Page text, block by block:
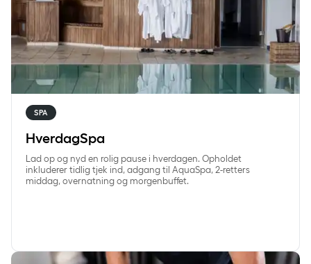
SPA
HverdagSpa
Lad op og nyd en rolig pause i hverdagen. Opholdet
inkluderer tidlig tjek ind, adgang til AquaSpa, 2-retters
middag, overnatning og morgenbuffet.
SpaVelvære